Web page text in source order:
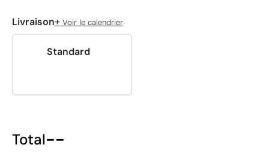
Livraison+ Voir le calendrier
Standard
Total--